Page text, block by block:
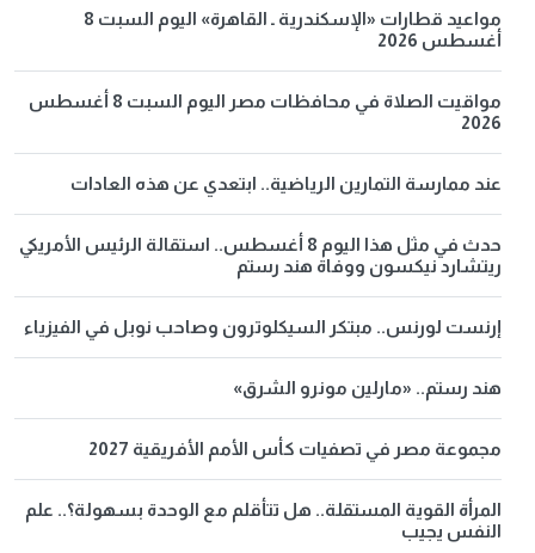
مواعيد قطارات «الإسكندرية ـ القاهرة» اليوم السبت 8
أغسطس 2026
مواقيت الصلاة في محافظات مصر اليوم السبت 8 أغسطس
2026
عند ممارسة التمارين الرياضية.. ابتعدي عن هذه العادات
حدث في مثل هذا اليوم 8 أغسطس.. استقالة الرئيس الأمريكي
ريتشارد نيكسون ووفاة هند رستم
إرنست لورنس.. مبتكر السيكلوترون وصاحب نوبل في الفيزياء
هند رستم.. «مارلين مونرو الشرق»
مجموعة مصر في تصفيات كأس الأمم الأفريقية 2027
المرأة القوية المستقلة.. هل تتأقلم مع الوحدة بسهولة؟.. علم
النفس يجيب